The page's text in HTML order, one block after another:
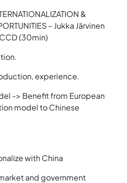
&
– Jukka Järvinen
(30min)
experience.
-> Benefit from European
model to Chinese
with China
and government